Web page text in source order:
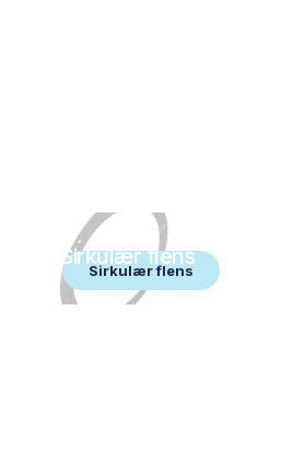
Sirkulær flens
Sirkulær flens